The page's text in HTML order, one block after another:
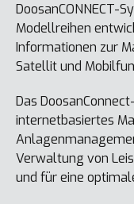
DoosanCONNECT-
Modellreihen
Informationen zur
Satellit und
Das
internetbasiertes
Verwaltung von
und für eine